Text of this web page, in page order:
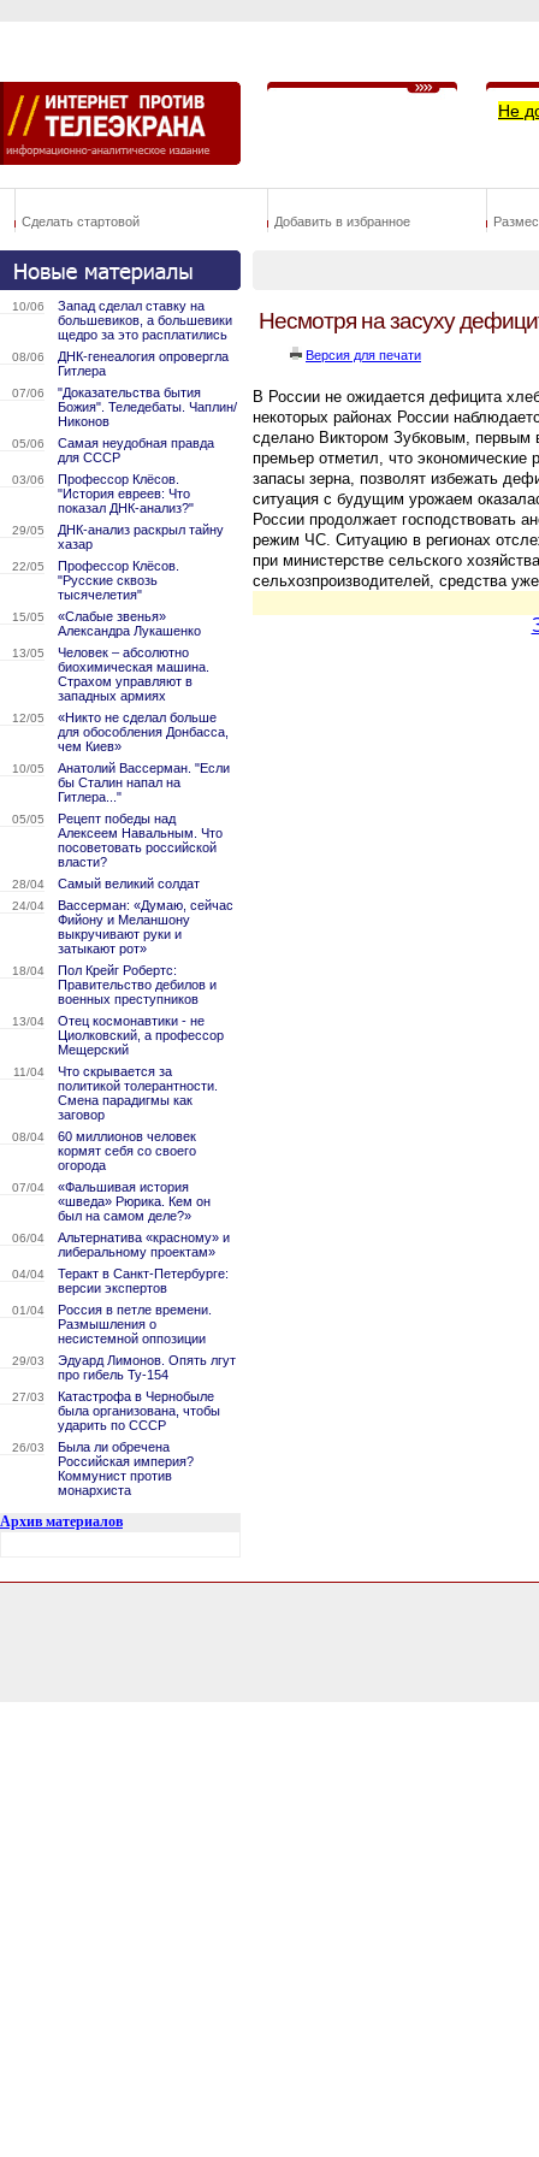
Не
Сделать стартовой Добавить в избранное
10/06
Запад сделал ставку на
большевиков, а большевики
щедро за это расплатились
08/06
ДНК-генеалогия опровергла
Гитлера
07/06
"Доказательства бытия
Божия". Теледебаты. Чаплин/
Никонов
05/06
Самая неудобная правда
для СССР
03/06
Профессор Клёсов.
"История евреев: Что
показал ДНК-анализ?"
29/05
ДНК-анализ раскрыл тайну
хазар
22/05
Профессор Клёсов.
"Русские сквозь
тысячелетия"
15/05
«Слабые звенья»
Александра Лукашенко
13/05
Человек – абсолютно
биохимическая машина.
Страхом управляют в
западных армиях
12/05
«Никто не сделал больше
для обособления Донбасса,
чем Киев»
10/05
Анатолий Вассерман. "Если
бы Сталин напал на
Гитлера..."
05/05
Рецепт победы над
Алексеем Навальным. Что
посоветовать российской
власти?
28/04 Самый великий солдат
24/04
Вассерман: «Думаю, сейчас
Фийону и Меланшону
выкручивают руки и
затыкают рот»
18/04
Пол Крейг Робертс:
Правительство дебилов и
военных преступников
13/04
Отец космонавтики - не
Циолковский, а профессор
Мещерский
11/04
Что скрывается за
политикой толерантности.
Смена парадигмы как
заговор
08/04
60 миллионов человек
кормят себя со своего
огорода
07/04
«Фальшивая история
«шведа» Рюрика. Кем он
был на самом деле?»
06/04
Альтернатива «красному» и
либеральному проектам»
04/04
Теракт в Санкт-Петербурге:
версии экспертов
01/04
Россия в петле времени.
Размышления о
несистемной оппозиции
29/03
Эдуард Лимонов. Опять лгут
про гибель Ту-154
27/03
Катастрофа в Чернобыле
была организована, чтобы
ударить по СССР
26/03
Была ли обречена
Российская империя?
Коммунист против
монархиста
Архив материалов
Несмотря на засуху
Версия для печати
В России не ожидается дефицита
некоторых районах России
сделано Виктором Зубковым, первым
премьер отметил, что
запасы зерна, позволят избежать
ситуация с будущим урожаем
России продолжает господствовать
режим ЧС. Ситуацию в регионах
при министерстве сельского
сельхозпроизводителей, средства